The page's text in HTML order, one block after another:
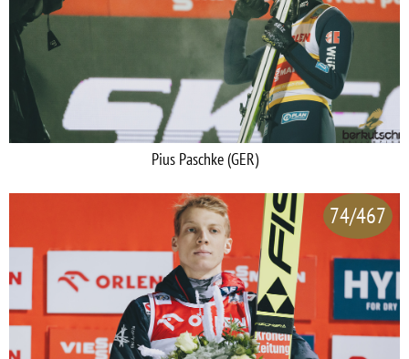
Pius Paschke (GER)
74/467